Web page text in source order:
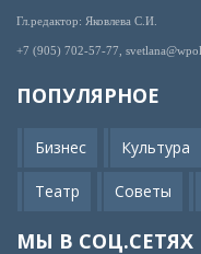
Гл.редактор: Яковлева С.И.
+7 (905) 702-57-77,
ПОПУЛЯРНОЕ
Бизнес Культура
Театр Советы
МЫ В СОЦ.СЕТЯХ